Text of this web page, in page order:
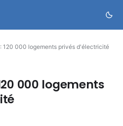
120 000 logements privés d'électricité
000 logements